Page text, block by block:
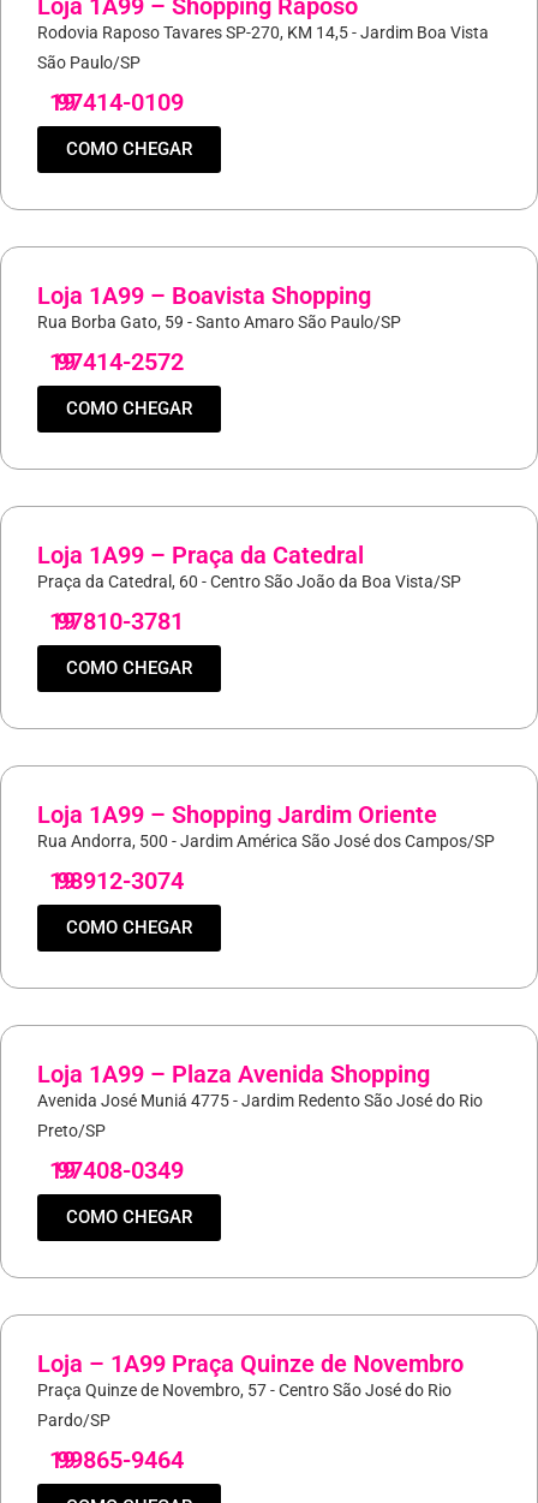
Loja 1A99 – Shopping Raposo
Rodovia Raposo Tavares SP-270, KM 14,5 - Jardim Boa Vista
São Paulo/SP
19
97414-0109
COMO CHEGAR
Loja 1A99 – Boavista Shopping
Rua Borba Gato, 59 - Santo Amaro São Paulo/SP
19
97414-2572
COMO CHEGAR
Loja 1A99 – Praça da Catedral
Praça da Catedral, 60 - Centro São João da Boa Vista/SP
19
97810-3781
COMO CHEGAR
Loja 1A99 – Shopping Jardim Oriente
Rua Andorra, 500 - Jardim América São José dos Campos/SP
19
98912-3074
COMO CHEGAR
Loja 1A99 – Plaza Avenida Shopping
Avenida José Muniá 4775 - Jardim Redento São José do Rio
Preto/SP
19
97408-0349
COMO CHEGAR
Loja – 1A99 Praça Quinze de Novembro
Praça Quinze de Novembro, 57 - Centro São José do Rio
Pardo/SP
19
99865-9464